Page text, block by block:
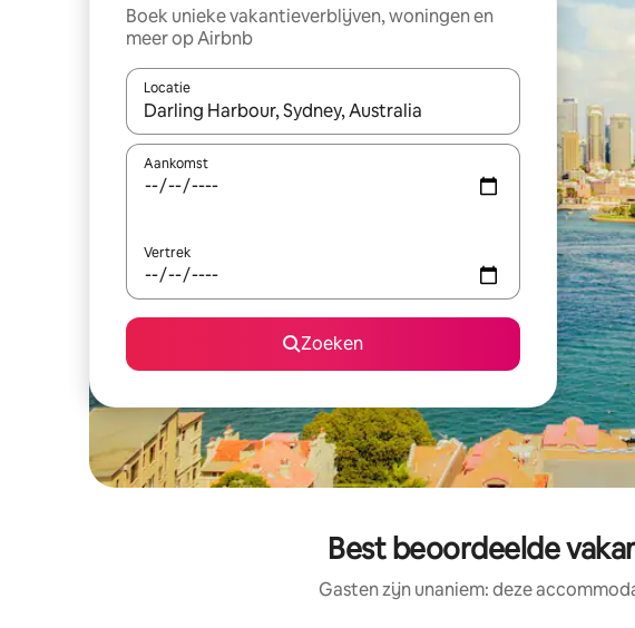
Boek unieke vakantieverblijven, woningen en
meer op Airbnb
Locatie
Wanneer er resultaten beschikbaar zijn, maak je een keuze met je
Aankomst
Vertrek
Zoeken
Best beoordeelde
Gasten zijn unaniem: deze